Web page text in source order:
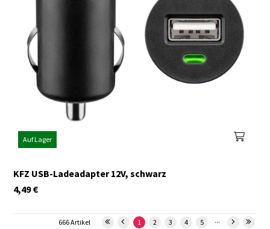
Auf Lager
KFZ USB-Ladeadapter 12V, schwarz
€
4,49
1 2 3 4 5 ...
666 Artikel